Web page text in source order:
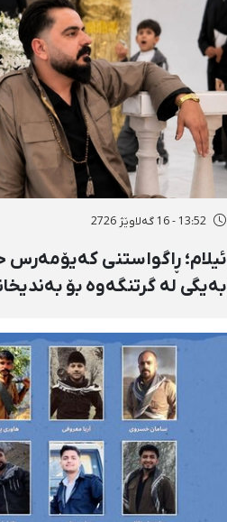
13:52 - 16 گەلاوێژ 2726
ئیلام؛ ڕاگواستنی
بەیگی لە گرتنگەوە بۆ
توندوتیژانە